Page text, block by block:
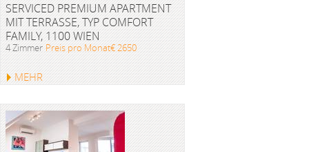
SERVICED PREMIUM APARTMENT
MIT TERRASSE, TYP COMFORT
FAMILY, 1100 WIEN
4 Zimmer Preis pro Monat€ 2650
MEHR